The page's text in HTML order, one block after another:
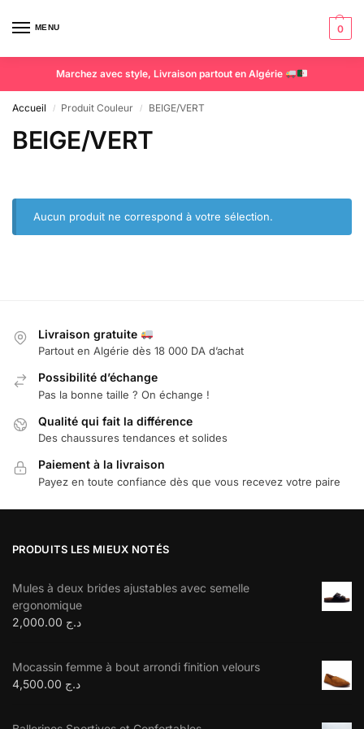
MENU 0
Marchez avec style, Livraison partout en Algérie
Accueil / Produit Couleur / BEIGE/VERT
BEIGE/VERT
Aucun produit ne correspond à votre sélection.
Livraison gratuite
Partout en Algérie dès 18 000 DA d’achat
Possibilité d’échange
Pas la bonne taille ? On échange !
Qualité qui fait la différence
Des chaussures tendances et solides
Paiement à la livraison
Payez en toute confiance dès que vous recevez votre paire
PRODUITS LES MIEUX NOTÉS
Mules à deux brides ajustables avec semelle
ergonomique
د.ج
Mocassin femme à bout arrondi finition velours
د.ج